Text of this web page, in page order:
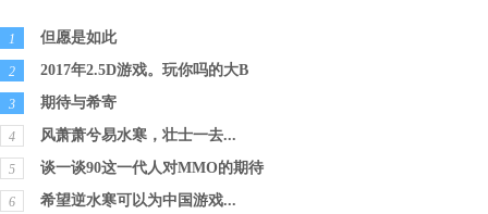
1 但愿是如此
2 2017年2.5D游戏。玩你吗的大B
3 期待与希寄
4 风萧萧兮易水寒，壮士一去...
5 谈一谈90这一代人对MMO的期待
6 希望逆水寒可以为中国游戏...